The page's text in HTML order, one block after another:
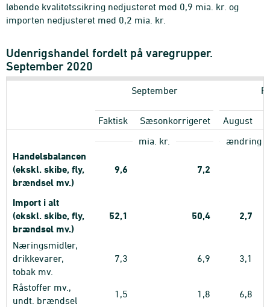
løbende kvalitetssikring nedjusteret med 0,9 mia. kr. og
importen nedjusteret med 0,2 mia. kr.
Udenrigshandel fordelt på varegrupper.
September 2020
September
Faktisk
Sæsonkorrigeret
August
mia. kr.
ændring i
Handelsbalancen
(ekskl. skibe, fly,
brændsel mv.)
9,6 7,2
Import i alt
(ekskl. skibe, fly,
brændsel mv.)
52,1 50,4 2,7
Næringsmidler,
drikkevarer,
tobak mv.
7,3 6,9 3,1
Råstoffer mv.,
undt. brændsel
1,5 1,8 6,8